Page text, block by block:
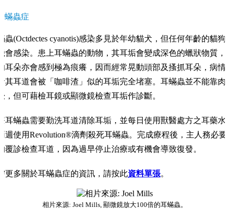
蟎蟲症
蟲(Octdectes cyanotis)感染多見於年幼貓犬，但任何年齡的貓狗
會感染。患上耳蟎蟲的動物，其耳垢會變成深色的蠟狀物質，
耳朵亦會感到極為痕癢，因而經常晃動頭部及搔抓耳朵，病情
其耳道會被「咖啡渣」似的耳垢完全堵塞。耳蟎蟲並不能靠肉
，但可藉檢耳鏡或顯微鏡檢查耳垢作診斷。
耳蟎蟲需要勤洗耳道清除耳垢，並每日使用獸醫處方之耳藥水
週使用Revolution®滴劑殺死耳蟎蟲。完成療程後，主人務必要
覆診檢查耳道，因為過早停止治療或有機會導致復發。
更多關於耳蟎蟲症的資訊，請按此資料單張。
相片來源: Joel Mills, 顯微鏡放大100倍的耳蟎蟲。